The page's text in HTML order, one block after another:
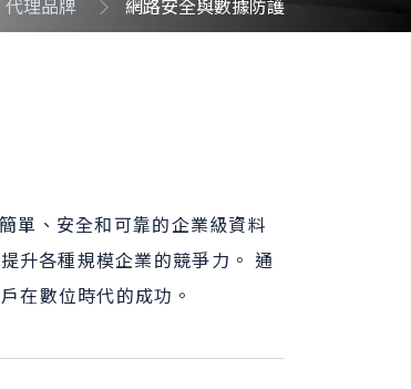
代理品牌 網路安全與數據防護
單、安全和可靠的企業級資料
升各種規模企業的競爭力。 通
在數位時代的成功。